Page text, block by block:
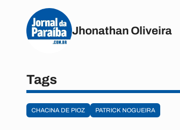
Jhonathan Oliveira
Tags
CHACINA DE PIOZ PATRICK NOGUEIRA